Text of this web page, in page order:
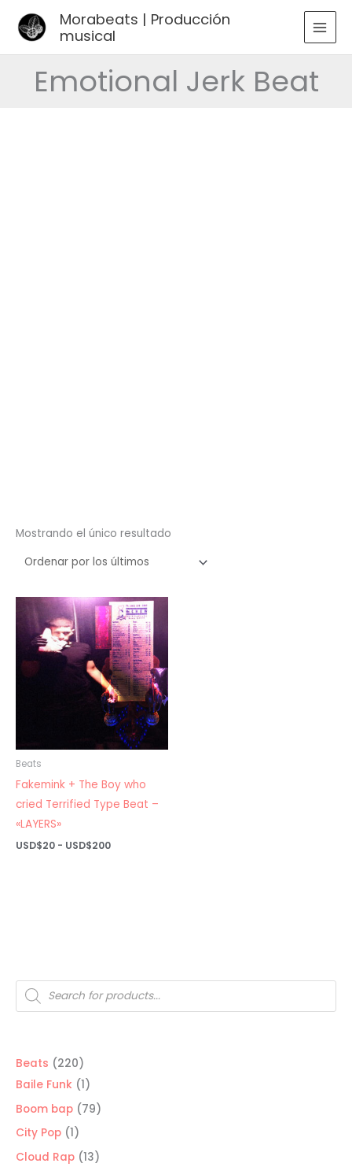
Morabeats | Producción
musical
Emotional Jerk Beat
Búsqueda
de
productos
Beats 220220
productos
Baile Funk 11
producto
Boom bap 7979
City Pop 11
producto
Cloud Rap 1313
Mostrando el único resultado
Beats
Fakemink + The Boy who
cried Terrified Type Beat –
«LAYERS»
USD$20 - USD$200Rango